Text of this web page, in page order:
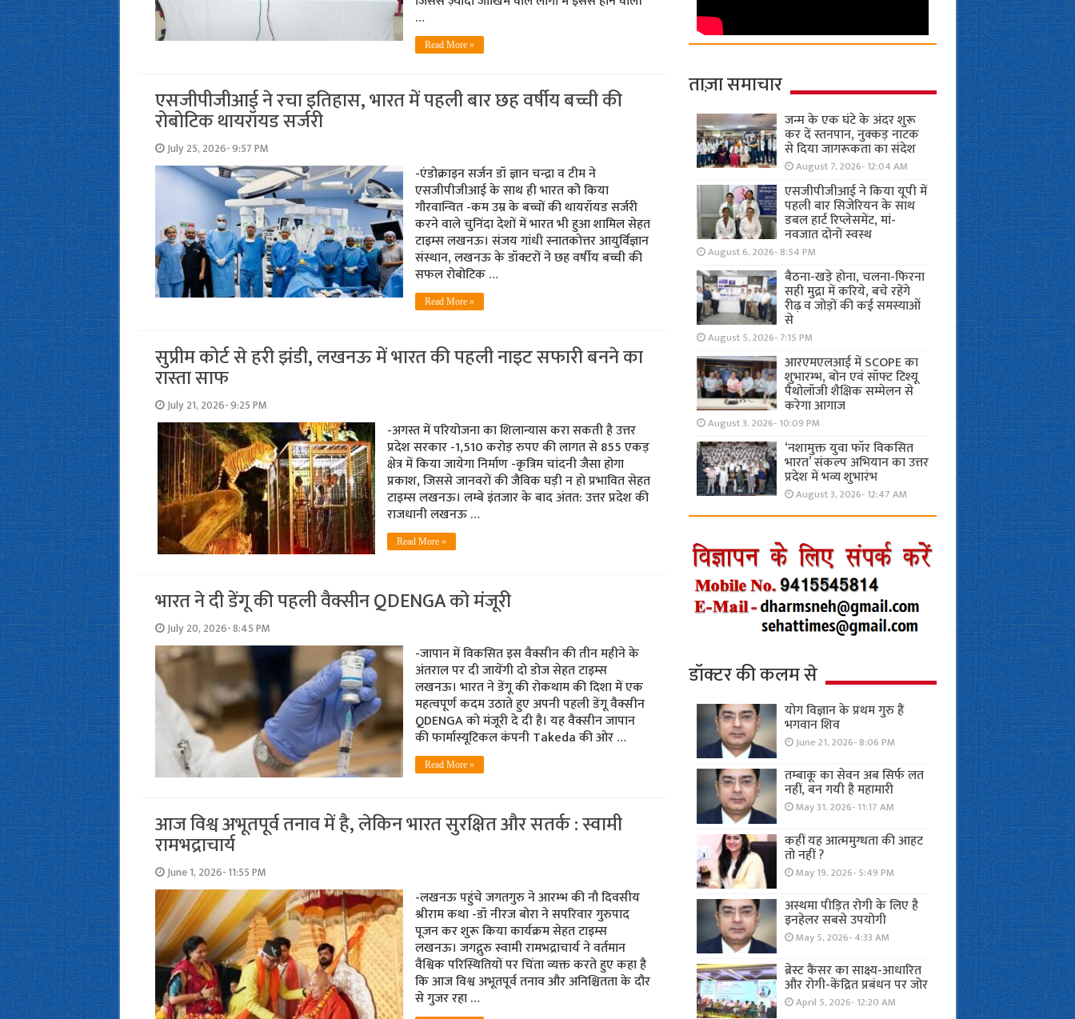
…
Read More »
एसजीपीजीआई ने रचा इतिहास, भारत में पहली बार छह वर्षीय बच्ची की
रोबोटिक थायरॉयड सर्जरी
July 25, 2026- 9:57 PM
-एंडोक्राइन सर्जन डॉ ज्ञान चन्द्रा व टीम ने
एसजीपीजीआई के साथ ही भारत कोे किया
गौरवान्वित -कम उम्र के बच्चों की थायरॉयड सर्जरी
करने वाले चुनिंदा देशों में भारत भी हुआ शामिल सेहत
टाइम्स लखनऊ। संजय गांधी स्नातकोत्तर आयुर्विज्ञान
संस्थान, लखनऊ के डॉक्टरों ने छह वर्षीय बच्ची की
सफल रोबोटिक …
Read More »
सुप्रीम कोर्ट से हरी झंडी, लखनऊ में भारत की पहली नाइट सफारी बनने का
रास्ता साफ
July 21, 2026- 9:25 PM
-अगस्त में परियोजना का शिलान्यास करा सकती है उत्तर
प्रदेश सरकार -1,510 करोड़ रुपए की लागत से 855 एकड़
क्षेत्र में किया जायेगा निर्माण -कृत्रिम चांदनी जैसा होगा
प्रकाश, जिससे जानवरों की जैविक घड़ी न हो प्रभावित सेहत
टाइम्स लखनऊ। लम्बे इंतजार के बाद अंतत: उत्तर प्रदेश की
राजधानी लखनऊ …
Read More »
भारत ने दी डेंगू की पहली वैक्सीन QDENGA को मंजूरी
July 20, 2026- 8:45 PM
-जापान में विकसित इस वैक्सीन की तीन महीने के
अंतराल पर दी जायेंगी दो डोज सेहत टाइम्स
लखनऊ। भारत ने डेंगू की रोकथाम की दिशा में एक
महत्वपूर्ण कदम उठाते हुए अपनी पहली डेंगू वैक्सीन
QDENGA को मंजूरी दे दी है। यह वैक्सीन जापान
की फार्मास्यूटिकल कंपनी Takeda की ओर …
Read More »
आज विश्व अभूतपूर्व तनाव में है, लेकिन भारत सुरक्षित और सतर्क : स्वामी
रामभद्राचार्य
June 1, 2026- 11:55 PM
-लखनऊ पहुंचे जगतगुरु ने आरम्भ की नौ दिवसीय
श्रीराम कथा -डॉ नीरज बोरा ने सप​रिवार गुरुपाद
पूजन कर शुरू किया कार्यक्रम सेहत टाइम्स
लखनऊ। जगद्गुरु स्वामी रामभद्राचार्य ने वर्तमान
वैश्विक परिस्थितियों पर चिंता व्यक्त करते हुए कहा है
कि आज विश्व अभूतपूर्व तनाव और अनिश्चितता के दौर
से गुजर रहा …
ताज़ा समाचार
जन्म के एक घंटे के अंदर शुरू
कर दें स्तनपान, नुक्कड़ नाटक
से दिया जागरूकता का संदेश
August 7, 2026- 12:04 AM
एसजीपीजीआई ने किया यूपी में
पहली बार सिजेरियन के साथ
डबल हार्ट रिप्लेसमेंट, मां-
नवजात दोनों स्वस्थ
August 6, 2026- 8:54 PM
बैठना-खड़े होना, चलना-फिरना
सही मुद्रा में करिये, बचे रहेंगे
रीढ़ व जोड़ों की कई समस्याओं
से
August 5, 2026- 7:15 PM
आरएमएलआई में SCOPE का
शुभारम्भ, बोन एवं सॉफ्ट टिश्यू
पैथोलॉजी शैक्षिक सम्मेलन से
करेगा आगाज
August 3, 2026- 10:09 PM
‘नशामुक्त युवा फॉर विकसित
भारत’ संकल्प अभियान का उत्तर
प्रदेश में भव्य शुभारंभ
August 3, 2026- 12:47 AM
डॉक्टर की कलम से
योग विज्ञान के प्रथम गुरु हैं
भगवान शिव
June 21, 2026- 8:06 PM
तम्बाकू का सेवन अब सिर्फ लत
नहीं, बन गयी है महामारी
May 31, 2026- 11:17 AM
कहीं यह आत्ममुग्धता की आहट
तो नहीं ?
May 19, 2026- 5:49 PM
अस्थमा पीड़ित रोगी के लिए है
इनहेलर सबसे उपयोगी
May 5, 2026- 4:33 AM
ब्रेस्ट कैंसर का साक्ष्य-आधारित
और रोगी-केंद्रित प्रबंधन पर जोर
April 5, 2026- 12:20 AM